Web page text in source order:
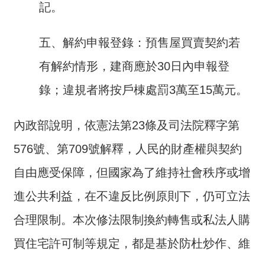
告
保
及
管
理
個
資
記。
五、解約申報登錄：預售屋買賣契約若
有解約情形，建商應於30日內申報登
錄；違規者將按戶棟處罰3萬至15萬元。
內政部說明，依憲法第23條及司法院釋字第
576號、第709號解釋，人民的財產權與契約
自由應受保障，但國家為了維持社會秩序或增
進公共利益，在不違反比例原則下，仍可立法
合理限制。本次修法限制換約轉售或私法人購
買住宅許可制等規定，都是基於防杜炒作、維